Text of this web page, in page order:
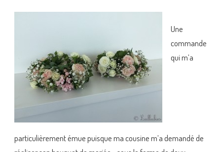
Une
commande
qui m’a
particulièrement émue puisque ma cousine m’a demandé de